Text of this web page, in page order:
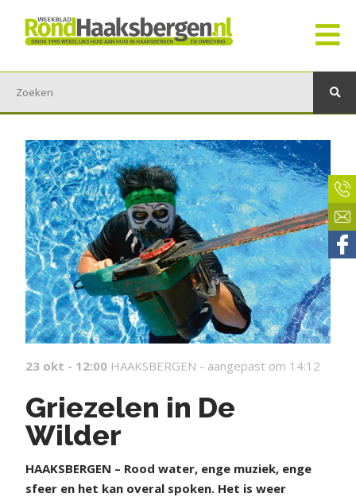
23 okt - 12:00 HAAKSBERGEN - aangepast om 14:12
Griezelen in De
Wilder
HAAKSBERGEN – Rood water, enge muziek, enge
sfeer en het kan overal spoken. Het is weer